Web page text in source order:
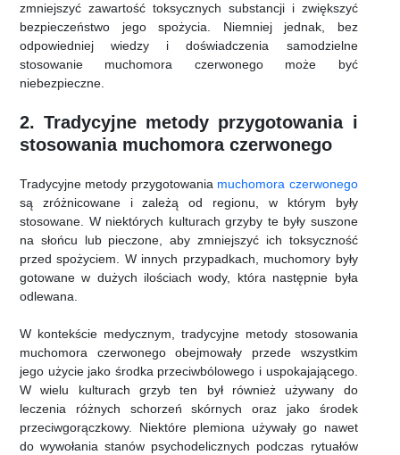
zmniejszyć zawartość toksycznych substancji i zwiększyć
bezpieczeństwo jego spożycia. Niemniej jednak, bez
odpowiedniej wiedzy i doświadczenia samodzielne
stosowanie muchomora czerwonego może być
niebezpieczne.
2. Tradycyjne metody przygotowania i
stosowania muchomora czerwonego
Tradycyjne metody przygotowania muchomora czerwonego
są zróżnicowane i zależą od regionu, w którym były
stosowane. W niektórych kulturach grzyby te były suszone
na słońcu lub pieczone, aby zmniejszyć ich toksyczność
przed spożyciem. W innych przypadkach, muchomory były
gotowane w dużych ilościach wody, która następnie była
odlewana.
W kontekście medycznym, tradycyjne metody stosowania
muchomora czerwonego obejmowały przede wszystkim
jego użycie jako środka przeciwbólowego i uspokajającego.
W wielu kulturach grzyb ten był również używany do
leczenia różnych schorzeń skórnych oraz jako środek
przeciwgorączkowy. Niektóre plemiona używały go nawet
do wywołania stanów psychodelicznych podczas rytuałów